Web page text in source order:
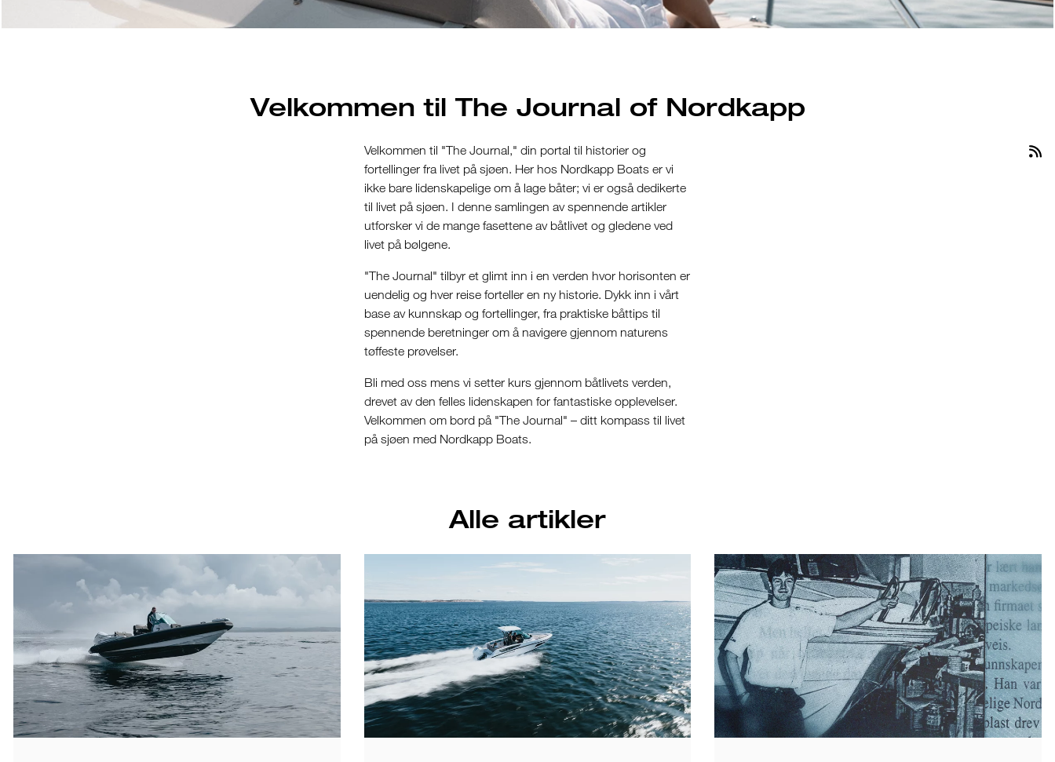
Velkommen til The Journal of Nordkapp
Velkommen til "The Journal," din portal til historier og
fortellinger fra livet på sjøen. Her hos Nordkapp Boats er vi
ikke bare lidenskapelige om å lage båter; vi er også dedikerte
til livet på sjøen. I denne samlingen av spennende artikler
utforsker vi de mange fasettene av båtlivet og gledene ved
livet på bølgene.
"The Journal" tilbyr et glimt inn i en verden hvor horisonten er
uendelig og hver reise forteller en ny historie. Dykk inn i vårt
base av kunnskap og fortellinger, fra praktiske båttips til
spennende beretninger om å navigere gjennom naturens
tøffeste prøvelser.
Bli med oss mens vi setter kurs gjennom båtlivets verden,
drevet av den felles lidenskapen for fantastiske opplevelser.
Velkommen om bord på "The Journal" – ditt kompass til livet
på sjøen med Nordkapp Boats.
Alle artikler